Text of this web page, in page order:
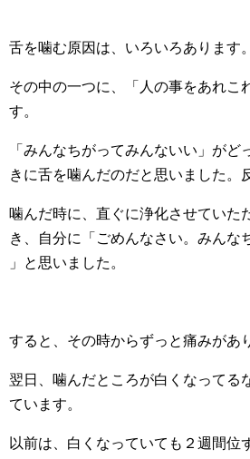
舌を噛む原因は、いろいろあります。
その中の一つに、「人の事をあれこ
す。
「みんなちがってみんないい」がど
きに舌を噛んだのだと思いました。
噛んだ時に、直ぐに浄化させていた
き、自分に「ごめんなさい。みんな
」と思いました。
すると、その時からずっと痛みがあ
翌日、噛んだところが白くなってる
ています。
以前は、白くなっていても２週間位